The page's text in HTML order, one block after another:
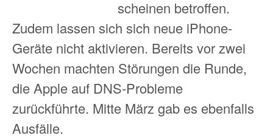
scheinen betroffen.
Zudem lassen sich sich neue iPhone-
Geräte nicht aktivieren. Bereits vor zwei
Wochen machten Störungen die Runde,
die Apple auf DNS-Probleme
zurückführte. Mitte März gab es ebenfalls
Ausfälle.